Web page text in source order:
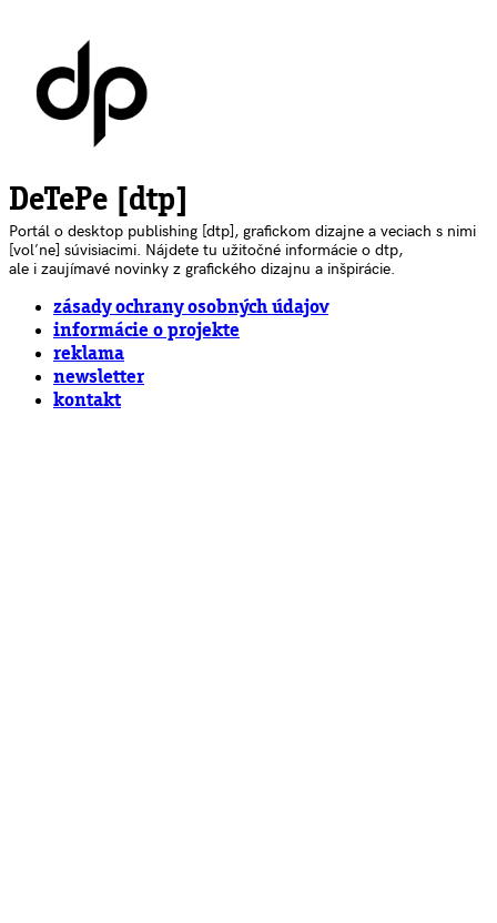
DeTePe [dtp]
Portál o desktop publishing [dtp], grafickom dizajne a veciach s nimi
[voľne] súvisiacimi. Nájdete tu užitočné informácie o dtp,
ale i zaujímavé novinky z grafického dizajnu a inšpirácie.
zásady ochrany osobných údajov
informácie o projekte
reklama
newsletter
kontakt